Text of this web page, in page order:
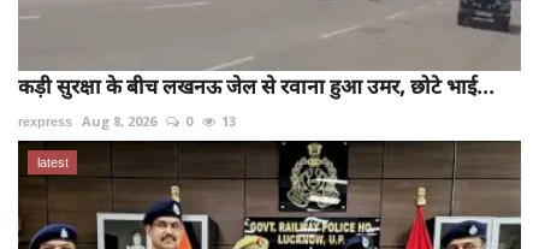
कड़ी सुरक्षा के बीच लखनऊ जेल से रवाना हुआ उमर, छोटे भाई...
rexpress Aug 8, 2026 0 13
latest